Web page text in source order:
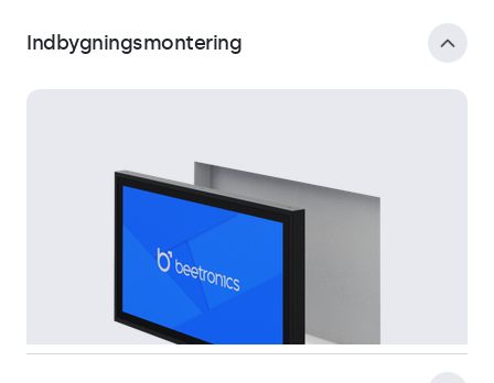
Indbygningsmontering